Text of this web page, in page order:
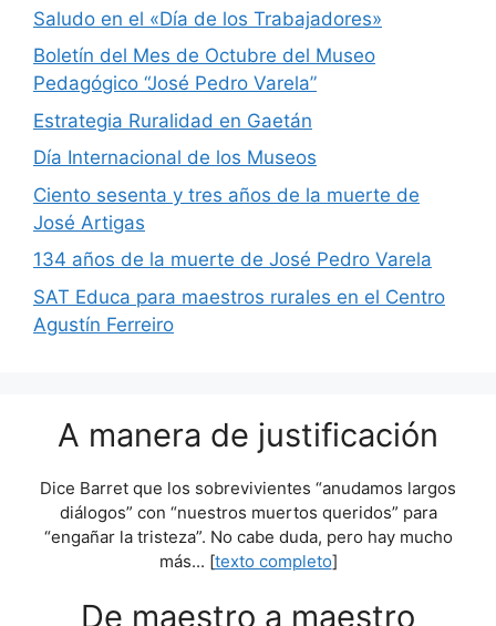
Saludo en el «Día de los Trabajadores»
Boletín del Mes de Octubre del Museo
Pedagógico “José Pedro Varela”
Estrategia Ruralidad en Gaetán
Día Internacional de los Museos
Ciento sesenta y tres años de la muerte de
José Artigas
134 años de la muerte de José Pedro Varela
SAT Educa para maestros rurales en el Centro
Agustín Ferreiro
A manera de justificación
Dice Barret que los sobrevivientes “anudamos largos
diálogos” con “nuestros muertos queridos” para
“engañar la tristeza”. No cabe duda, pero hay mucho
más... [texto completo]
De maestro a maestro